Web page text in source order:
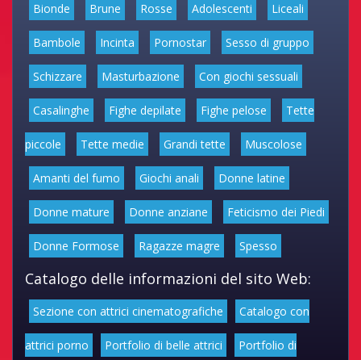
Bionde Brune Rosse Adolescenti Liceali
Bambole Incinta Pornostar Sesso di gruppo
Schizzare Masturbazione Con giochi sessuali
Casalinghe Fighe depilate Fighe pelose Tette
piccole Tette medie Grandi tette Muscolose
Amanti del fumo Giochi anali Donne latine
Donne mature Donne anziane Feticismo dei Piedi
Donne Formose Ragazze magre Spesso
Catalogo delle informazioni del sito Web:
Sezione con attrici cinematografiche Catalogo con
attrici porno Portfolio di belle attrici Portfolio di